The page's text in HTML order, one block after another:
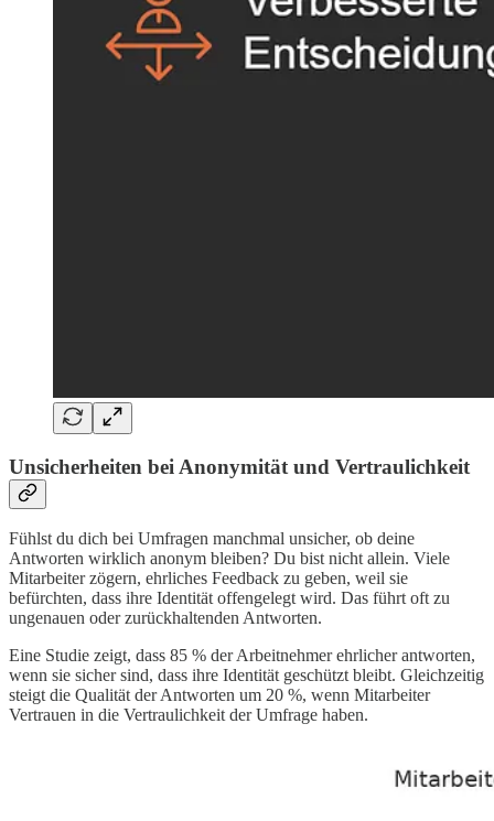
Unsicherheiten bei Anonymität und Vertraulichkeit
Fühlst du dich bei Umfragen manchmal unsicher, ob deine
Antworten wirklich anonym bleiben? Du bist nicht allein. Viele
Mitarbeiter zögern, ehrliches Feedback zu geben, weil sie
befürchten, dass ihre Identität offengelegt wird. Das führt oft zu
ungenauen oder zurückhaltenden Antworten.
Eine Studie zeigt, dass 85 % der Arbeitnehmer ehrlicher antworten,
wenn sie sicher sind, dass ihre Identität geschützt bleibt. Gleichzeitig
steigt die Qualität der Antworten um 20 %, wenn Mitarbeiter
Vertrauen in die Vertraulichkeit der Umfrage haben.